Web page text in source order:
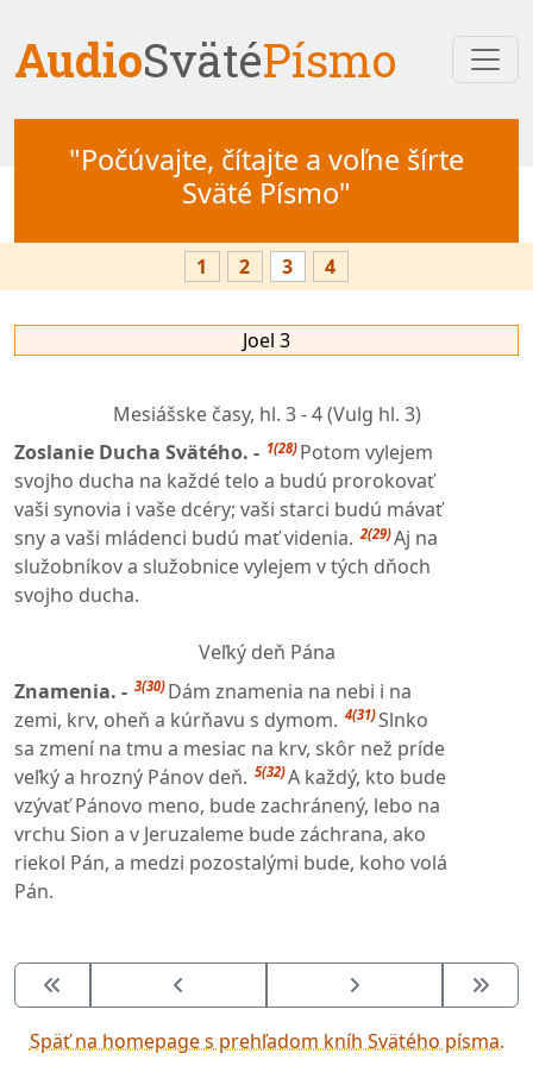
AudioSvätéPísmo
"Počúvajte, čítajte a voľne šírte
Sväté Písmo"
1 2 3 4
Joel 3
Mesiášske časy, hl. 3 - 4 (Vulg hl. 3)
Zoslanie Ducha Svätého. - 1(28) Potom vylejem
svojho ducha na každé telo a budú prorokovať
vaši synovia i vaše dcéry; vaši starci budú mávať
sny a vaši mládenci budú mať videnia. 2(29)Aj na
služobníkov a služobnice vylejem v tých dňoch
svojho ducha.
Veľký deň Pána
Znamenia. - 3(30) Dám znamenia na nebi i na
zemi, krv, oheň a kúrňavu s dymom. 4(31)Slnko
sa zmení na tmu a mesiac na krv, skôr než príde
veľký a hrozný Pánov deň. 5(32)A každý, kto bude
vzývať Pánovo meno, bude zachránený, lebo na
vrchu Sion a v Jeruzaleme bude záchrana, ako
riekol Pán, a medzi pozostalými bude, koho volá
Pán.
Späť na homepage s prehľadom kníh Svätého písma.